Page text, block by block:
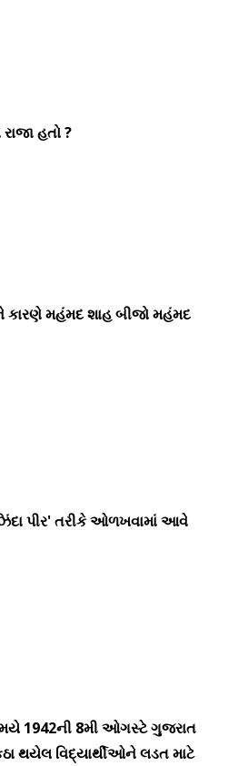
હતો ?
કારણે મહંમદ શાહ બીજો મહંમદ
પીર' તરીકે ઓળખવામાં આવે
1942ની 8મી ઓગસ્ટે ગુજરાત
થયેલ વિદ્યાર્થીઓને લડત માટે